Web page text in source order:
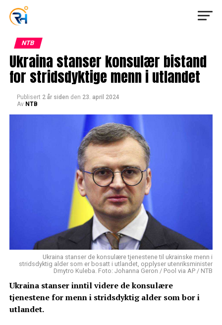
NTB
Ukraina stanser konsulær bistand
for stridsdyktige menn i utlandet
Publisert 2 år siden den 23. april 2024
Av NTB
Ukraina stanser de konsulære tjenestene til ukrainske menn i
stridsdyktig alder som er bosatt i utlandet, opplyser utenriksminister
Dmytro Kuleba. Foto: Johanna Geron / Pool via AP / NTB
Ukraina stanser inntil videre de konsulære
tjenestene for menn i stridsdyktig alder som bor i
utlandet.